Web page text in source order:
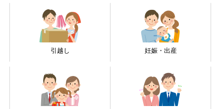
引越し 妊娠・出産